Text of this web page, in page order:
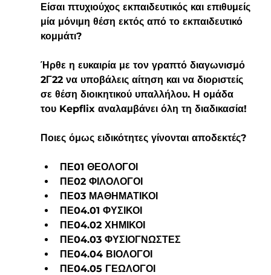
Είσαι πτυχιούχος εκπαιδευτικός και επιθυμείς
μία μόνιμη θέση εκτός από το εκπαιδευτικό
κομμάτι?
Ήρθε η ευκαιρία με τον γραπτό διαγωνισμό
2Γ22 να υποβάλεις αίτηση και να διοριστείς
σε θέση διοικητικού υπαλλήλου. Η ομάδα
του Kepflix αναλαμβάνει όλη τη διαδικασία!
Ποιες όμως ειδικότητες γίνονται αποδεκτές?
ΠΕ01 ΘΕΟΛΟΓΟΙ
ΠΕ02 ΦΙΛΟΛΟΓΟΙ
ΠΕ03 ΜΑΘΗΜΑΤΙΚΟΙ
ΠΕ04.01 ΦΥΣΙΚΟΙ
ΠΕ04.02 ΧΗΜΙΚΟΙ
ΠΕ04.03 ΦΥΣΙΟΓΝΩΣΤΕΣ
ΠΕ04.04 ΒΙΟΛΟΓΟΙ
ΠΕ04.05 ΓΕΩΛΟΓΟΙ